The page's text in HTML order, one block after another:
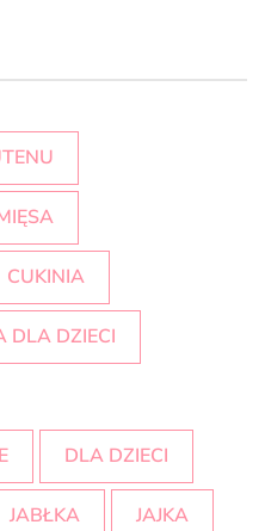
CUKINIA
DLA DZIECI
DLA DZIECI
JABŁKA JAJKA